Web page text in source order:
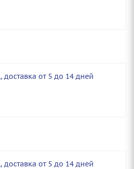
от 5 до 14 дней
от 5 до 14 дней